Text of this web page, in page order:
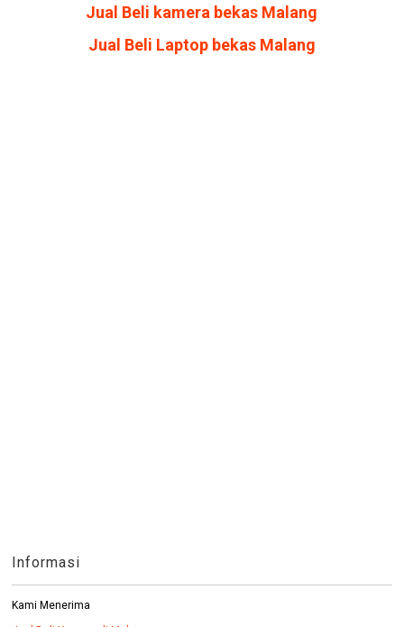
Jual Beli kamera bekas Malang
Jual Beli Laptop bekas Malang
Informasi
Kami Menerima